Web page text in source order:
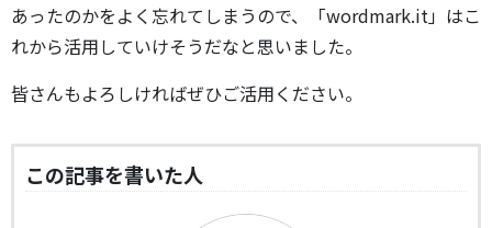
あったのかをよく忘れてしまうので、「wordmark.it」はこ
れから活用していけそうだなと思いました。
皆さんもよろしければぜひご活用ください。
この記事を書いた人